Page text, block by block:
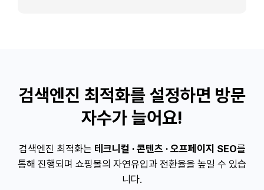
검색엔진 최적화를 설정하면 방문
자수가 늘어요!
검색엔진 최적화는 테크니컬 ∙ 콘텐츠 ∙ 오프페이지 SEO를
통해 진행되며 쇼핑몰의 자연유입과 전환율을 높일 수 있습
니다.